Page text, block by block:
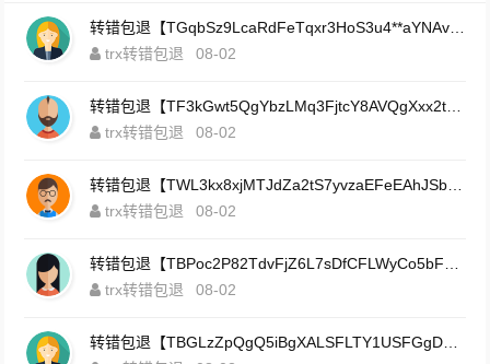
trx转错包退
08-02
trx转错包退
08-02
trx转错包退
08-02
trx转错包退
08-02